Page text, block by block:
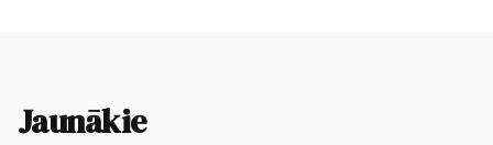
Jaunākie